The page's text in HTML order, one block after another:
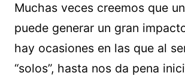
Muchas veces creemos que
puede generar un gran
hay ocasiones en las que al
“solos”, hasta nos da pena